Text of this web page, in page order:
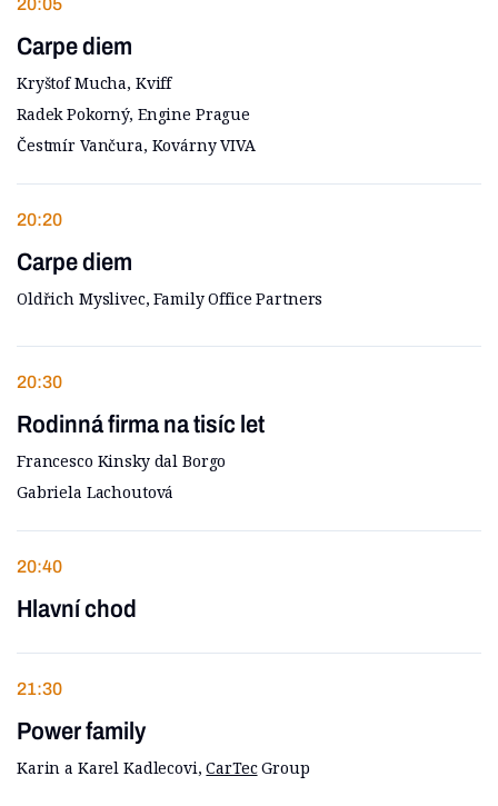
20:05
Carpe diem
Kryštof Mucha, Kviff
Radek Pokorný, Engine Prague
Čestmír Vančura, Kovárny VIVA
20:20
Carpe diem
Oldřich Myslivec, Family Office Partners
20:30
Rodinná firma na tisíc let
Francesco Kinsky dal Borgo
Gabriela Lachoutová
20:40
Hlavní chod
21:30
Power family
Karin a Karel Kadlecovi,CarTecGroup